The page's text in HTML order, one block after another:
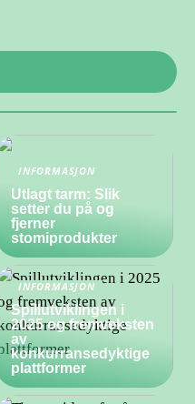
INFORMASJON
Utlagt tarm: Slik
setter du på og
fjerner
stomiprodukter
INFORMASJON
Spillutviklingen i
2025 og fremveksten
av
konkurransedyktige
plattformer